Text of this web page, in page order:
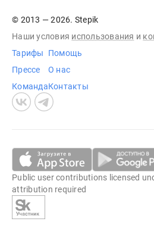
© 2013 — 2026. Stepik
Наши условия использования и
Тарифы
Прессе
Команда
Помощь
О нас
Контакты
Public user contributions licensed
attribution required